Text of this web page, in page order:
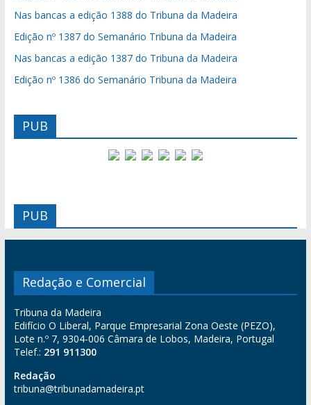
Nas bancas a edição 1388 do Tribuna da Madeira
Edição nº 1387 do Semanário Tribuna da Madeira
Nas bancas a edição 1387 do Tribuna da Madeira
Edição nº 1386 do Semanário Tribuna da Madeira
PUB
PUB
Redação e Comercial
Tribuna da Madeira
Edifício O Liberal, Parque Empresarial Zona Oeste (PEZO),
Lote n.º 7, 9304-006 Câmara de Lobos, Madeira, Portugal
Telef.: 291 911300
Redação
tribuna@tribunadamadeira.pt